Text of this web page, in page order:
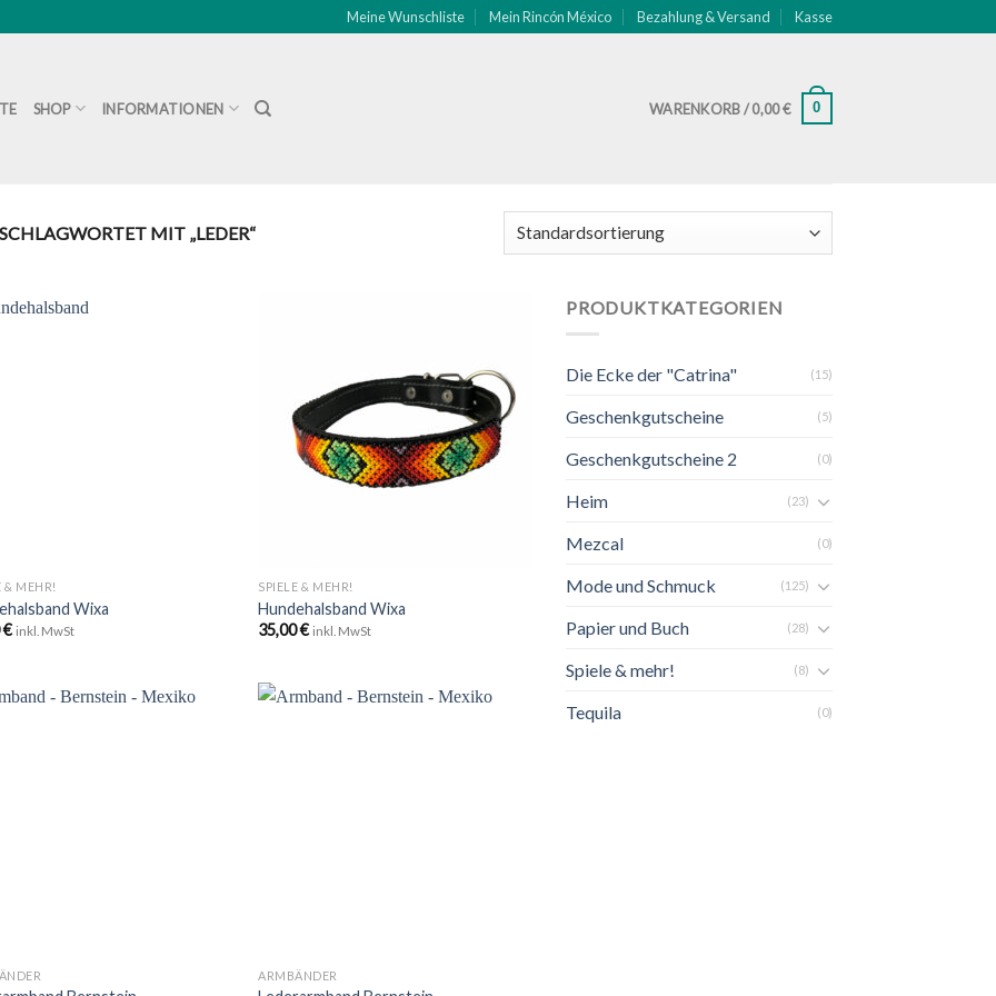
Meine Wunschliste Mein Rincón México Bezahlung & Versand Kasse
SHOP INFORMATIONEN WARENKORB /0,00€ 0
MIT „LEDER“
& MEHR!
Wixa
€ inkl. MwSt
Wunschliste
hinzufügen
SPIELE & MEHR!
Hundehalsband Wixa
35,00€ inkl. MwSt
ARMBÄNDER
PRODUKTKATEGORIEN
Die Ecke der "Catrina" (15)
Geschenkgutscheine (5)
Geschenkgutscheine 2 (0)
Heim (23)
Mezcal (0)
Mode und Schmuck (125)
Papier und Buch (28)
Spiele & mehr! (8)
Tequila (0)